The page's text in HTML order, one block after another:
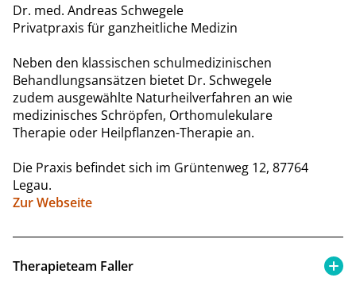
Dr. med. Andreas Schwegele
Privatpraxis für ganzheitliche Medizin
Neben den klassischen schulmedizinischen
Behandlungsansätzen bietet Dr. Schwegele
zudem ausgewählte Naturheilverfahren an wie
medizinisches Schröpfen, Orthomulekulare
Therapie oder Heilpflanzen-Therapie an.
Die Praxis befindet sich im Grüntenweg 12, 87764
Legau.
Zur Webseite
Therapieteam Faller